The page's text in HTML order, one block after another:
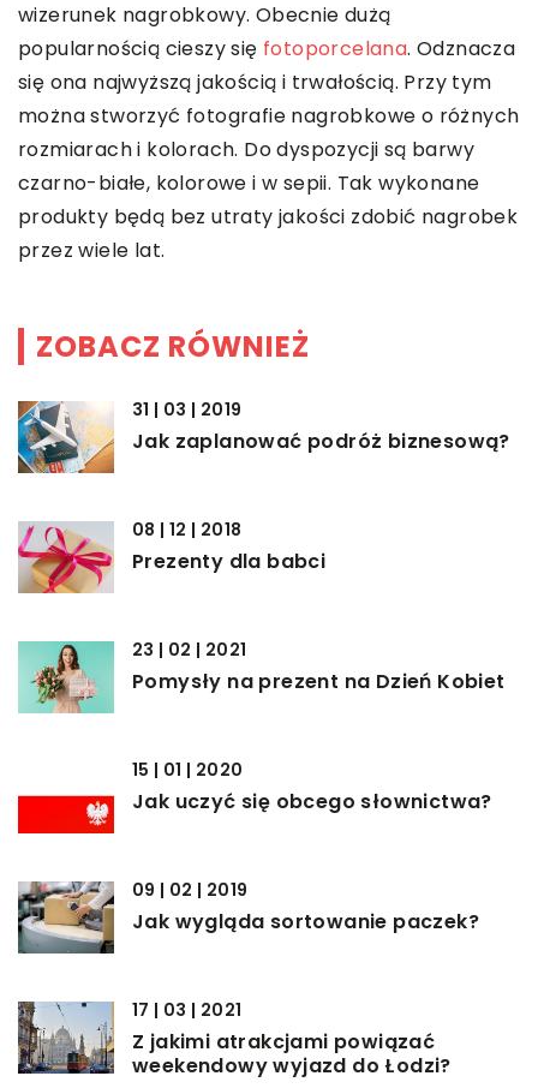
wizerunek nagrobkowy. Obecnie dużą
popularnością cieszy się fotoporcelana. Odznacza
się ona najwyższą jakością i trwałością. Przy tym
można stworzyć fotografie nagrobkowe o różnych
rozmiarach i kolorach. Do dyspozycji są barwy
czarno-białe, kolorowe i w sepii. Tak wykonane
produkty będą bez utraty jakości zdobić nagrobek
przez wiele lat.
ZOBACZ RÓWNIEŻ
31 | 03 | 2019
Jak zaplanować podróż biznesową?
08 | 12 | 2018
Prezenty dla babci
23 | 02 | 2021
Pomysły na prezent na Dzień Kobiet
15 | 01 | 2020
Jak uczyć się obcego słownictwa?
09 | 02 | 2019
Jak wygląda sortowanie paczek?
17 | 03 | 2021
Z jakimi atrakcjami powiązać
weekendowy wyjazd do Łodzi?